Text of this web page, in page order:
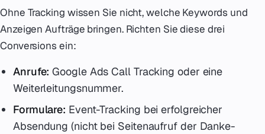
Ohne Tracking wissen Sie nicht, welche Keywords und
Anzeigen Aufträge bringen. Richten Sie diese drei
Conversions ein:
Anrufe: Google Ads Call Tracking oder eine
Weiterleitungsnummer.
Formulare: Event-Tracking bei erfolgreicher
Absendung (nicht bei Seitenaufruf der Danke-